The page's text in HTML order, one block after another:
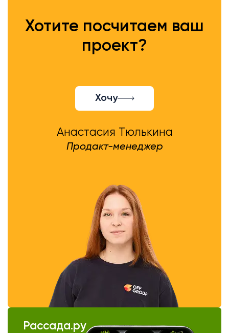
Хотите посчитаем ваш
проект?
Хочу
Анастасия Тюлькина
Продакт-менеджер
Рассада.ру